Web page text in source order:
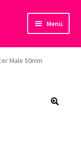
Menü
Male 50mm